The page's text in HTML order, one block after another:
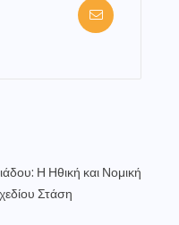
Η Ηθική και Νομική
Στάση